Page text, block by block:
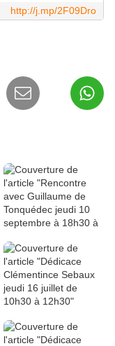
http://j.mp/2F09Dro